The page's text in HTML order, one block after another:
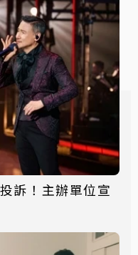
訴！主辦單位宣